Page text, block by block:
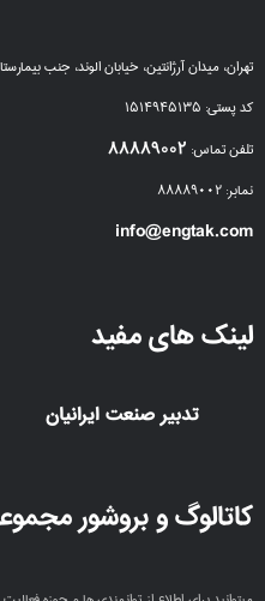
تهران، میدان آرژانتین، خیابان الوند، جنب بیمارستان کسری
کد پستی: ۱۵۱۴۹۴۵۱۳۵
تلفن تماس: ۸۸۸۸۹۰۰۲
نمابر: ۸۸۸۸۹۰۰۲
info@engtak.com
لینک های مفید
تدبیر صنعت ایرانیان
کاتالوگ و بروشور